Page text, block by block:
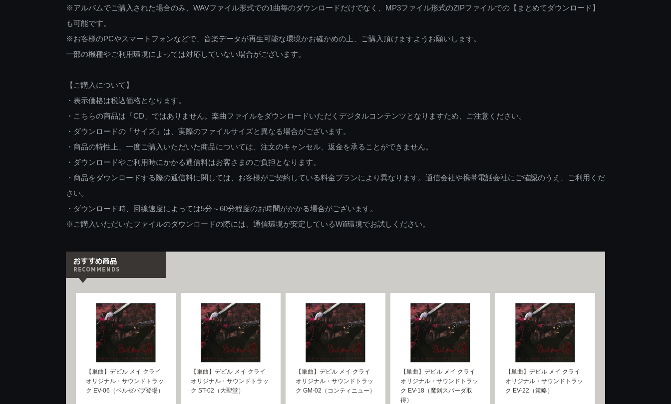
※アルバムでご購入された場合のみ、WAVファイル形式での1曲毎のダウンロードだけでなく、MP3ファイル形式のZIPファイルでの【まとめてダウンロード】
も可能です。
※お客様のPCやスマートフォンなどで、音楽データが再生可能な環境かお確かめの上、ご購入頂けますようお願いします。
一部の機種やご利用環境によっては対応していない場合がございます。
【ご購入について】
・表示価格は税込価格となります。
・こちらの商品は「CD」ではありません。楽曲ファイルをダウンロードいただくデジタルコンテンツとなりますため、ご注意ください。
・ダウンロードの「サイズ」は、実際のファイルサイズと異なる場合がございます。
・商品の特性上、一度ご購入いただいた商品については、注文のキャンセル、返金を承ることができません。
・ダウンロードやご利用時にかかる通信料はお客さまのご負担となります。
・商品をダウンロードする際の通信料に関しては、お客様がご契約している料金プランにより異なります。通信会社や携帯電話会社にご確認のうえ、ご利用くだ
さい。
・ダウンロード時、回線速度によっては5分～60分程度のお時間がかかる場合がございます。
※ご購入いただいたファイルのダウンロードの際には、通信環境が安定しているWifi環境でお試しください。
【単曲】デビル メイ クライ
オリジナル・サウンドトラッ
ク EV-06（ベルゼバブ登場）
【単曲】デビル メイ クライ
オリジナル・サウンドトラッ
ク ST-02（大聖堂）
【単曲】デビル メイ クライ
オリジナル・サウンドトラッ
ク GM-02（コンティニュー）
【単曲】デビル メイ クライ
オリジナル・サウンドトラッ
ク EV-18（魔剣スパーダ取
得）
【単曲】デビル メイ クライ
オリジナル・サウンドトラッ
ク EV-22（策略）